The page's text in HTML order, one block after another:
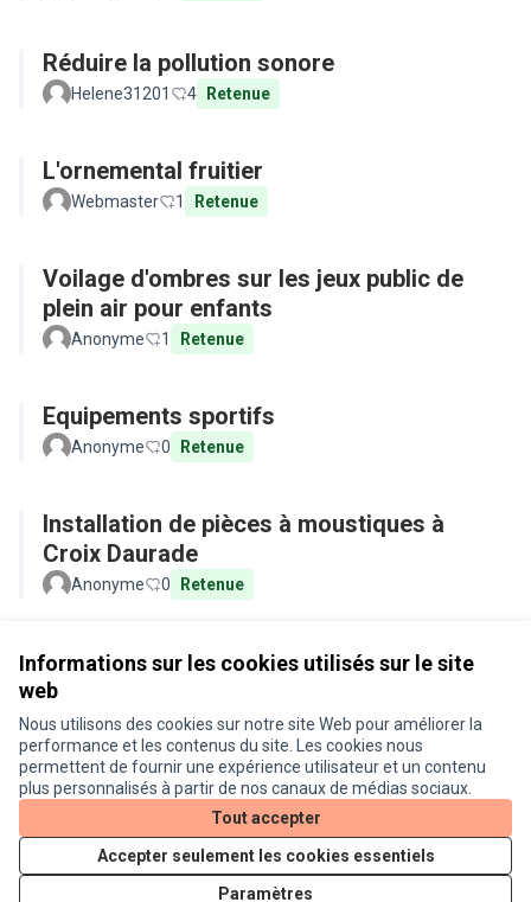
Informations sur les cookies utilisés sur le site
web
Nous utilisons des cookies sur notre site Web pour améliorer la
performance et les contenus du site. Les cookies nous
permettent de fournir une expérience utilisateur et un contenu
plus personnalisés à partir de nos canaux de médias sociaux.
Tout accepter
Accepter seulement les cookies essentiels
Paramètres
Réduire la pollution sonore
Helene31201 4 Retenue
L'ornemental fruitier
Webmaster 1 Retenue
Voilage d'ombres sur les jeux public de
plein air pour enfants
Anonyme 1 Retenue
Equipements sportifs
Anonyme 0 Retenue
Installation de pièces à moustiques à
Croix Daurade
Anonyme 0 Retenue
Conditions d'utilisation
Paramètres des cookies
Je participe ! sur X
(Lien externe)
Je participe ! sur Facebook
Je participe ! sur Instagram
Licence
(Lien